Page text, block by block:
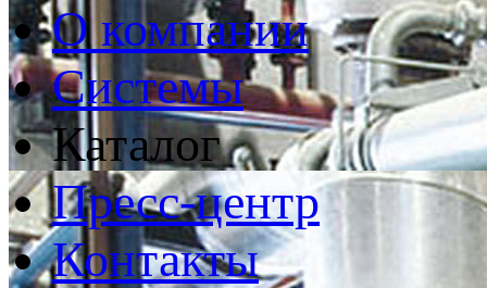
О компании
Системы
Каталог
Пресс-центр
Контакты